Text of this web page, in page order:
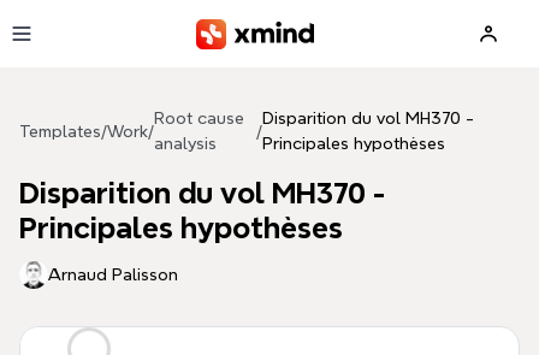
Templates/Work/
Root cause
analysis
/
Disparition du vol MH370 -
Principales hypothèses
Disparition du vol MH370 -
Principales hypothèses
Arnaud Palisson